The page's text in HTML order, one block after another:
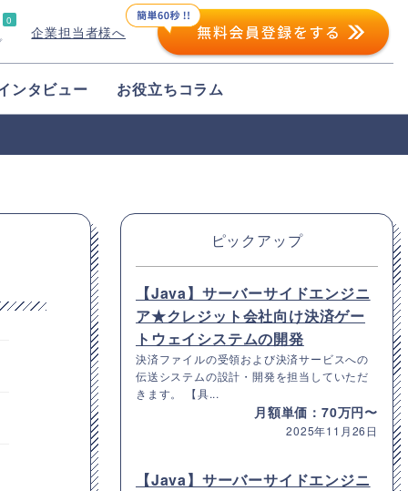
0
企業担当者様へ
ンタビュー お役立ちコラム
ピックアップ
【Java】サーバーサイドエンジニ
ア★クレジット会社向け決済ゲー
トウェイシステムの開発
決済ファイルの受領および決済サービスへの
伝送システムの設計・開発を担当していただ
きます。 【具...
月額単価：70万円〜
2025年11月26日
【Java】サーバーサイドエンジニ